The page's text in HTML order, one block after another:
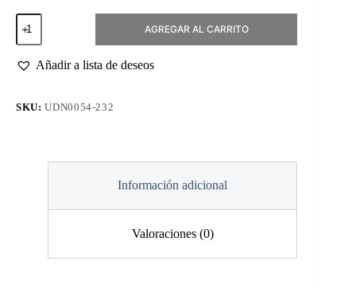
Esmalte
Permanente
#232
Brigitte
cantidad
AGREGAR AL CARRITO
Añadir a lista de deseos
SKU:UDN0054-232
Información adicional
Valoraciones (0)